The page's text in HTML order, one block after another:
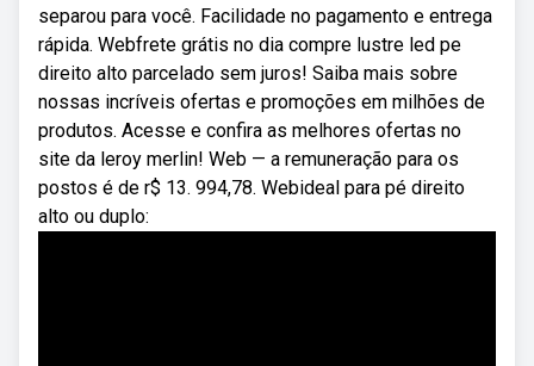
separou para você. Facilidade no pagamento e entrega
rápida. Webfrete grátis no dia compre lustre led pe
direito alto parcelado sem juros! Saiba mais sobre
nossas incríveis ofertas e promoções em milhões de
produtos. Acesse e confira as melhores ofertas no
site da leroy merlin! Web — a remuneração para os
postos é de r$ 13. 994,78. Webideal para pé direito
alto ou duplo: